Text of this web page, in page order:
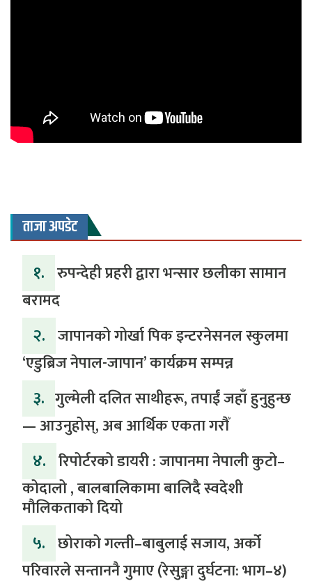
ताजा अपडेट
१. रुपन्देही प्रहरी द्वारा भन्सार छलीका सामान
बरामद
२. जापानको गोर्खा पिक इन्टरनेसनल स्कुलमा
‘एडुब्रिज नेपाल-जापान’ कार्यक्रम सम्पन्न
३. ​गुल्मेली दलित साथीहरू, तपाईं जहाँ हुनुहुन्छ
— आउनुहोस्, अब आर्थिक एकता गरौँ
४. रिपोर्टरको डायरी : जापानमा नेपाली कुटो–
कोदालो , बालबालिकामा बालिदै स्वदेशी
मौलिकताको दियो
५. ‎​छोराको गल्ती–बाबुलाई सजाय, अर्को
परिवारले सन्ताननै गुमाए (रेसुङ्गा दुर्घटना: भाग–४) ‎